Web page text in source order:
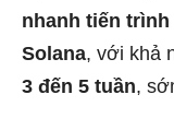
nhanh tiến
Solana, với khả
3 đến 5 tuần,